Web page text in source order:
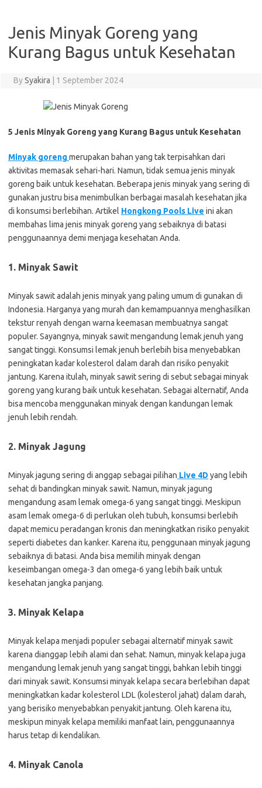
Jenis Minyak Goreng yang
Kurang Bagus untuk Kesehatan
BySyakira 1 September 2024
5 Jenis Minyak Goreng yang Kurang Bagus untuk Kesehatan
Minyak goreng merupakan bahan yang tak terpisahkan dari
aktivitas memasak sehari-hari. Namun, tidak semua jenis minyak
goreng baik untuk kesehatan. Beberapa jenis minyak yang sering di
gunakan justru bisa menimbulkan berbagai masalah kesehatan jika
di konsumsi berlebihan. Artikel Hongkong Pools Live ini akan
membahas lima jenis minyak goreng yang sebaiknya di batasi
penggunaannya demi menjaga kesehatan Anda.
1. Minyak Sawit
Minyak sawit adalah jenis minyak yang paling umum di gunakan di
Indonesia. Harganya yang murah dan kemampuannya menghasilkan
tekstur renyah dengan warna keemasan membuatnya sangat
populer. Sayangnya, minyak sawit mengandung lemak jenuh yang
sangat tinggi. Konsumsi lemak jenuh berlebih bisa menyebabkan
peningkatan kadar kolesterol dalam darah dan risiko penyakit
jantung. Karena itulah, minyak sawit sering di sebut sebagai minyak
goreng yang kurang baik untuk kesehatan. Sebagai alternatif, Anda
bisa mencoba menggunakan minyak dengan kandungan lemak
jenuh lebih rendah.
2. Minyak Jagung
Minyak jagung sering di anggap sebagai pilihan Live 4D yang lebih
sehat di bandingkan minyak sawit. Namun, minyak jagung
mengandung asam lemak omega-6 yang sangat tinggi. Meskipun
asam lemak omega-6 di perlukan oleh tubuh, konsumsi berlebih
dapat memicu peradangan kronis dan meningkatkan risiko penyakit
seperti diabetes dan kanker. Karena itu, penggunaan minyak jagung
sebaiknya di batasi. Anda bisa memilih minyak dengan
keseimbangan omega-3 dan omega-6 yang lebih baik untuk
kesehatan jangka panjang.
3. Minyak Kelapa
Minyak kelapa menjadi populer sebagai alternatif minyak sawit
karena dianggap lebih alami dan sehat. Namun, minyak kelapa juga
mengandung lemak jenuh yang sangat tinggi, bahkan lebih tinggi
dari minyak sawit. Konsumsi minyak kelapa secara berlebihan dapat
meningkatkan kadar kolesterol LDL (kolesterol jahat) dalam darah,
yang berisiko menyebabkan penyakit jantung. Oleh karena itu,
meskipun minyak kelapa memiliki manfaat lain, penggunaannya
harus tetap di kendalikan.
4. Minyak Canola